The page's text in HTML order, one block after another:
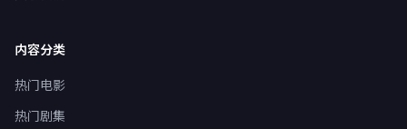
内容分类
热门电影
热门剧集